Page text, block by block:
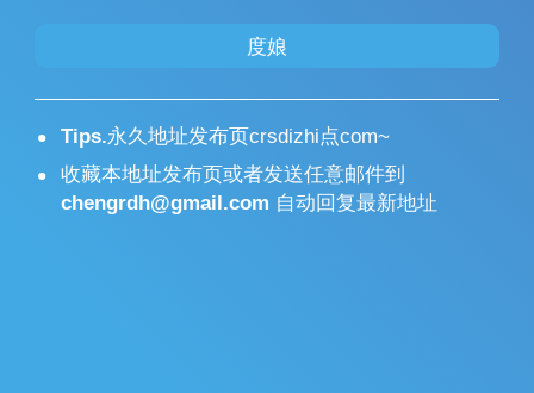
度娘
Tips.永久地址发布页crsdizhi点com~
收藏本地址发布页或者发送任意邮件到
chengrdh@gmail.com 自动回复最新地址